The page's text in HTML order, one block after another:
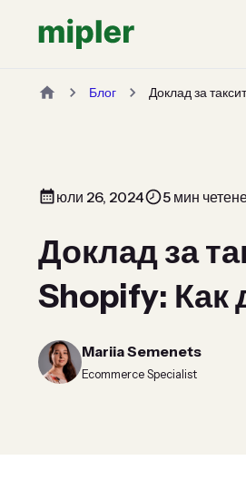
Блог Доклад за
юли 26, 2024 5 мин
Доклад за
Shopify: Как
Mariia Semenets
Ecommerce Specialist